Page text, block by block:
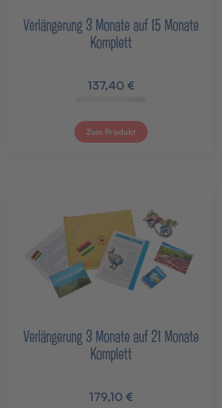
Verlängerung 3 Monate auf 15 Monate
Komplett
137,40 €
Zum Produkt
Verlängerung 3 Monate auf 21 Monate
Komplett
179,10 €